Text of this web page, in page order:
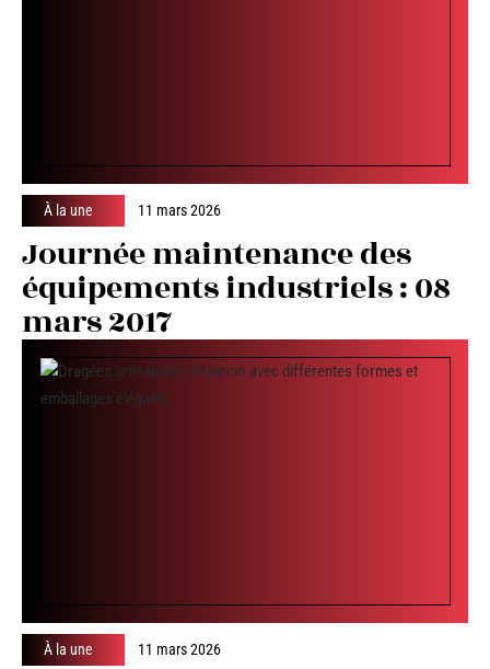
À la une 11 mars 2026
Journée maintenance des
équipements industriels : 08
mars 2017
À la une 11 mars 2026